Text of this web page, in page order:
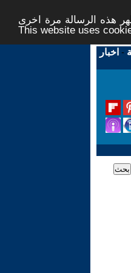
هذه الرسالة مرة اخرى -
This website uses
- اخبار